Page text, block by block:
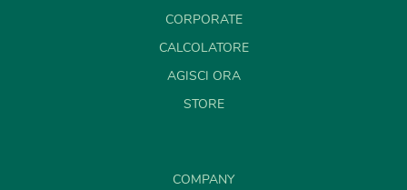
CORPORATE
CALCOLATORE
AGISCI ORA
STORE
COMPANY